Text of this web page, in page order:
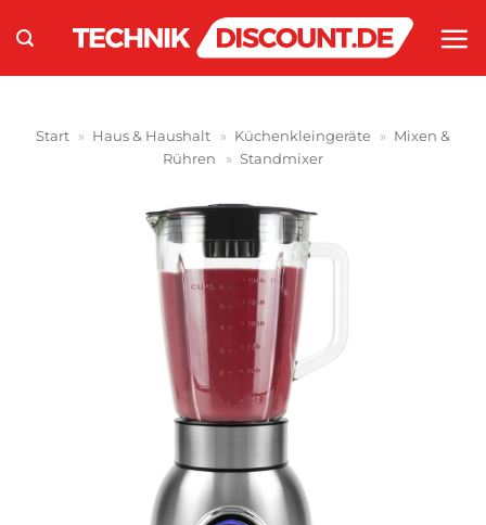
Inhalt
springen
Start » Haus & Haushalt » Küchenkleingeräte » Mixen &
Rühren
» Standmixer